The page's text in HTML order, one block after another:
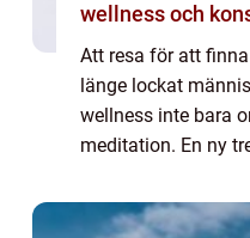
wellness och
Att resa för att
länge lockat
wellness inte bara
meditation. En ny
hälsou...